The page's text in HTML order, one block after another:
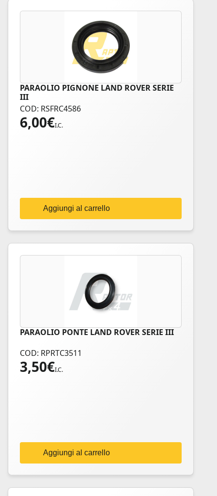
PARAOLIO PIGNONE LAND ROVER SERIE
III
COD: RSFRC4586
6,00€I.C.
Aggiungi al carrello
PARAOLIO PONTE LAND ROVER SERIE III
COD: RPRTC3511
3,50€I.C.
Aggiungi al carrello